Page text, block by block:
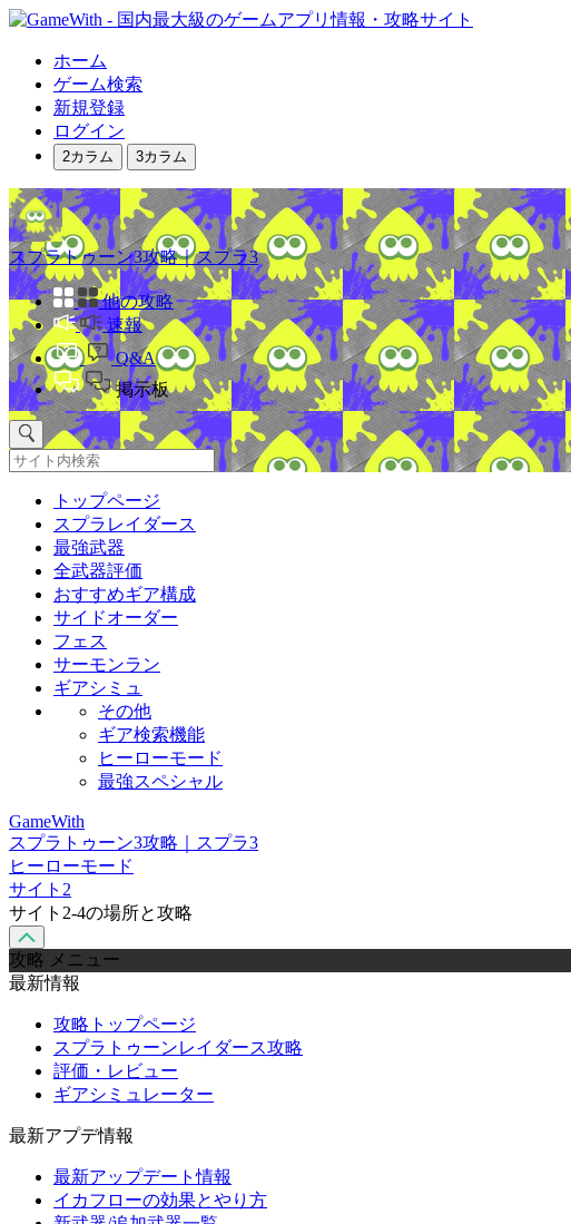
ホーム
ゲーム検索
新規登録
ログイン
2カラム 3カラム
スプラトゥーン3攻略｜スプラ3
他の攻略
速報
Q&A
掲示板
トップページ
スプラレイダース
最強武器
全武器評価
おすすめギア構成
サイドオーダー
フェス
サーモンラン
ギアシミュ
その他
ギア検索機能
ヒーローモード
最強スペシャル
GameWith
スプラトゥーン3攻略｜スプラ3
ヒーローモード
サイト2
サイト2-4の場所と攻略
攻略 メニュー
最新情報
攻略トップページ
スプラトゥーンレイダース攻略
評価・レビュー
ギアシミュレーター
最新アプデ情報
最新アップデート情報
イカフローの効果とやり方